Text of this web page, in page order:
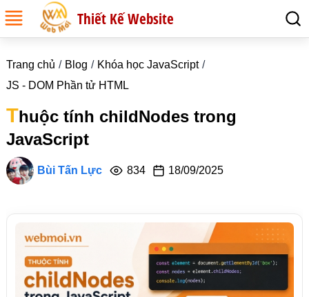
Thiết Kế Website
Trang chủ Blog
Khóa học JavaScript
JS - DOM Phần tử HTML
Thuộc tính childNodes trong
JavaScript
Bùi Tấn Lực 834 18/09/2025